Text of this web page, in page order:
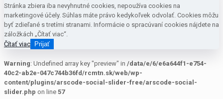
Stránka zbiera iba nevyhnutné cookies, nepoužíva cookies na
marketingové účely. Súhlas máte právo kedykoľvek odvolať. Cookies môžu
byť zdieľané s tretími stranami. Informácie o spracúvaní cookies nájdete na
záložkách „Čítať viac“.
Čítať viac Prijať
Warning: Undefined array key "preview" in /data/e/6/e6a644f1-e754-
40c2-ab2e-047c744b36fd/rcmtn.sk/web/wp-
content/plugins/arscode-social-slider-free/arscode-social-
slider.php on line 57